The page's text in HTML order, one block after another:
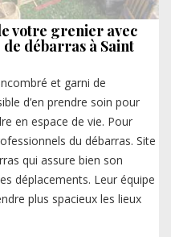
votre grenier avec
débarras à Saint
et garni de
d’en prendre soin pour
en espace de vie. Pour
du débarras. Site
qui assure bien son
déplacements. Leur équipe
plus spacieux les lieux